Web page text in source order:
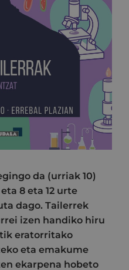
da (urriak 10)
8 eta 12 urte
dago. Tailerrek
izen handiko hiru
eratorritako
eta emakume
ekarpena hobeto